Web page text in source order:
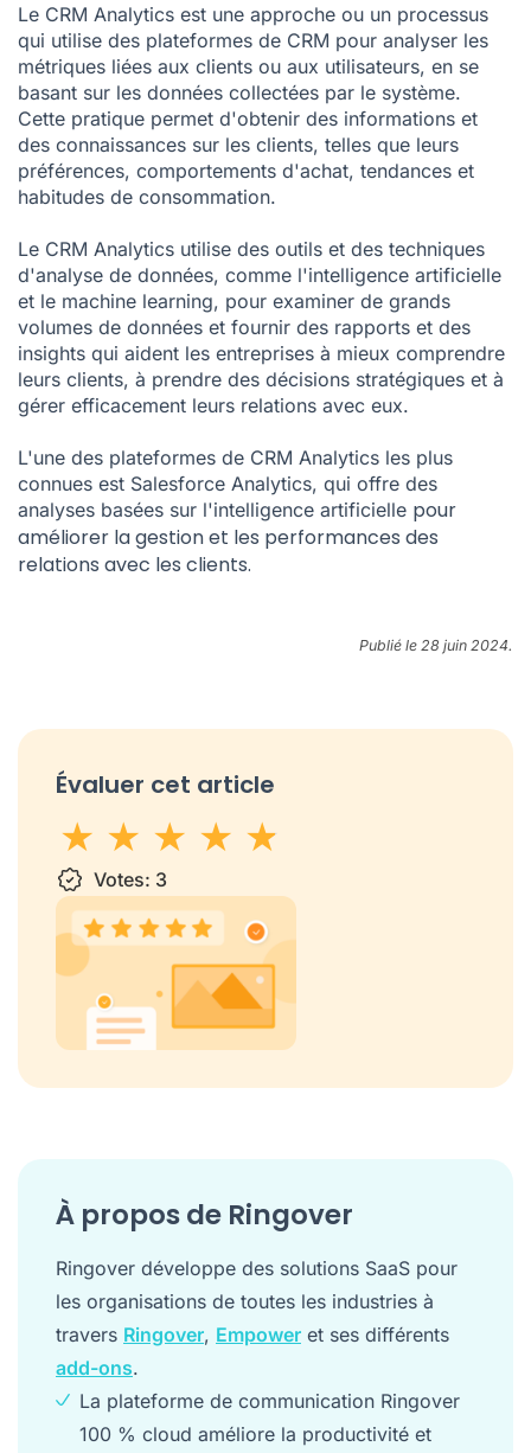
Le CRM Analytics est une approche ou un processus
qui utilise des plateformes de CRM pour analyser les
métriques liées aux clients ou aux utilisateurs, en se
basant sur les données collectées par le système.
Cette pratique permet d'obtenir des informations et
des connaissances sur les clients, telles que leurs
préférences, comportements d'achat, tendances et
habitudes de consommation.
Le CRM Analytics utilise des outils et des techniques
d'analyse de données, comme l'intelligence artificielle
et le machine learning, pour examiner de grands
volumes de données et fournir des rapports et des
insights qui aident les entreprises à mieux comprendre
leurs clients, à prendre des décisions stratégiques et à
gérer efficacement leurs relations avec eux.
L'une des plateformes de CRM Analytics les plus
connues est Salesforce Analytics, qui offre des
analyses basées sur l'intelligence artificielle pour
améliorer la gestion et les performances des
relations avec les clients.
Publié le 28 juin 2024.
Évaluer cet article
1 star2 stars
3 stars
4 stars5 stars
Votes: 3
À propos de Ringover
Ringover développe des solutions SaaS pour
les organisations de toutes les industries à
travers Ringover, Empower et ses différents
add-ons.
La plateforme de communication Ringover
100 % cloud améliore la productivité et